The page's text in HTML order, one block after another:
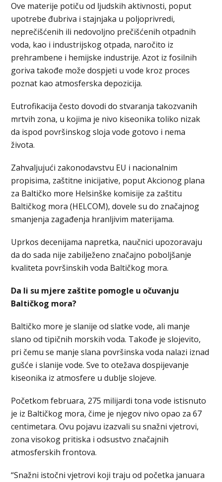
Ove materije potiču od ljudskih aktivnosti, poput
upotrebe đubriva i stajnjaka u poljoprivredi,
neprečišćenih ili nedovoljno prečišćenih otpadnih
voda, kao i industrijskog otpada, naročito iz
prehrambene i hemijske industrije. Azot iz fosilnih
goriva takođe može dospjeti u vode kroz proces
poznat kao atmosferska depozicija.
Eutrofikacija često dovodi do stvaranja takozvanih
mrtvih zona, u kojima je nivo kiseonika toliko nizak
da ispod površinskog sloja vode gotovo i nema
života.
Zahvaljujući zakonodavstvu EU i nacionalnim
propisima, zaštitne inicijative, poput Akcionog plana
za Baltičko more Helsinške komisije za zaštitu
Baltičkog mora (HELCOM), dovele su do značajnog
smanjenja zagađenja hranljivim materijama.
Uprkos decenijama napretka, naučnici upozoravaju
da do sada nije zabilježeno značajno poboljšanje
kvaliteta površinskih voda Baltičkog mora.
Da li su mjere zaštite pomogle u očuvanju
Baltičkog mora?
Baltičko more je slanije od slatke vode, ali manje
slano od tipičnih morskih voda. Takođe je slojevito,
pri čemu se manje slana površinska voda nalazi iznad
gušće i slanije vode. Sve to otežava dospijevanje
kiseonika iz atmosfere u dublje slojeve.
Početkom februara, 275 milijardi tona vode istisnuto
je iz Baltičkog mora, čime je njegov nivo opao za 67
centimetara. Ovu pojavu izazvali su snažni vjetrovi,
zona visokog pritiska i odsustvo značajnih
atmosferskih frontova.
“Snažni istočni vjetrovi koji traju od početka januara